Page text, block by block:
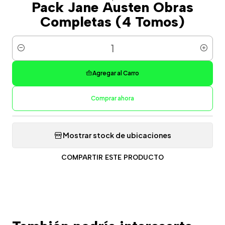
Pack Jane Austen Obras
Completas (4 Tomos)
Cantidad
Agregar al Carro
Comprar ahora
Mostrar stock de ubicaciones
COMPARTIR ESTE PRODUCTO